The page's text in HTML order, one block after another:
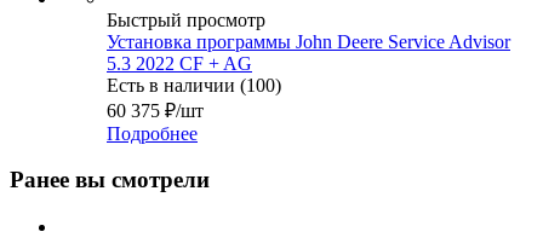
Быстрый просмотр
Установка программы John Deere Service Advisor
5.3 2022 CF + AG
Есть в наличии (100)
60 375 ₽/шт
Подробнее
Ранее вы смотрели